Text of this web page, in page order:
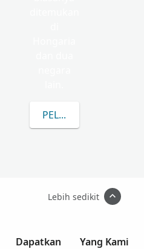
PELAJARI LEBIH
Lebih sedikit
Dapatkan
Yang Kami